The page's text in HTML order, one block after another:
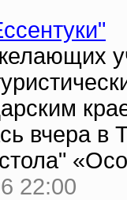
вчера
22:00